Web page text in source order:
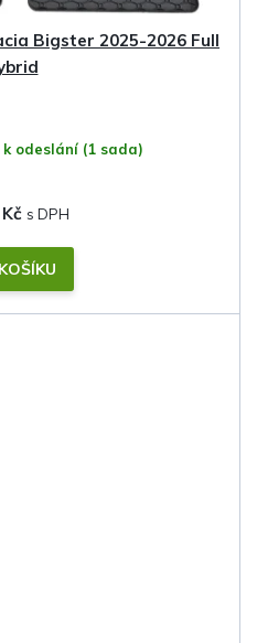
Bigster 2025-2026 Full
k odeslání (1 sada)